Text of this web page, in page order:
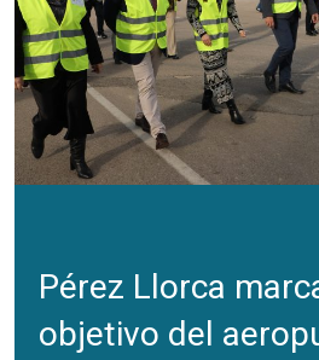
Pérez Llorca
objetivo del